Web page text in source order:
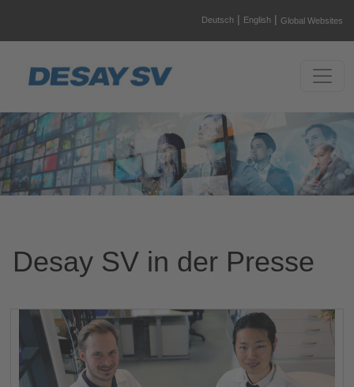
Deutsch | English | Global Websites
Desay SV in der Presse